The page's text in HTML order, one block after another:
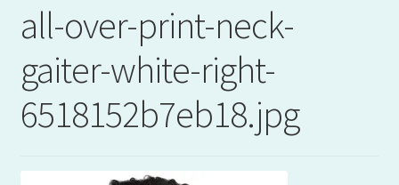
all-over-print-neck-
gaiter-white-right-
6518152b7eb18.jpg